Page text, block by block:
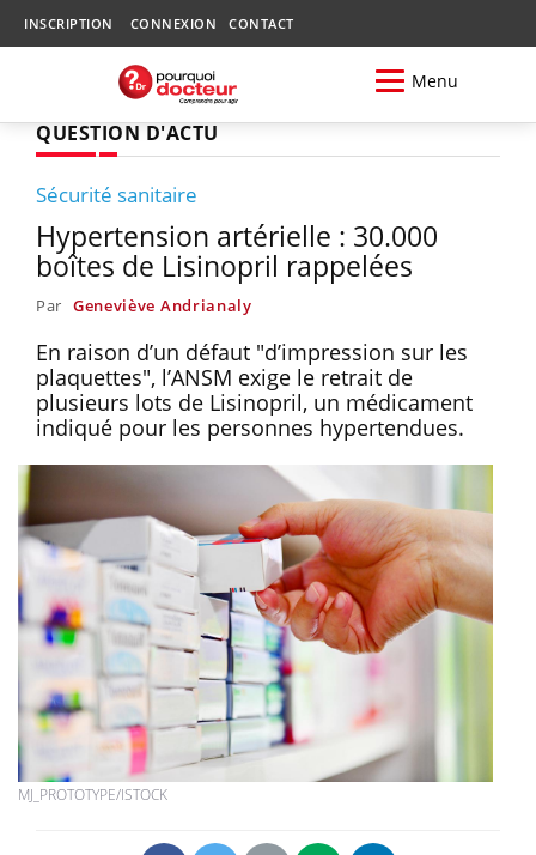
INSCRIPTION CONNEXION CONTACT
Menu
QUESTION D'ACTU
Sécurité sanitaire
Hypertension artérielle : 30.000
boîtes de Lisinopril rappelées
Par Geneviève Andrianaly
En raison d’un défaut "d’impression sur les
plaquettes", l’ANSM exige le retrait de
plusieurs lots de Lisinopril, un médicament
indiqué pour les personnes hypertendues.
MJ_PROTOTYPE/ISTOCK